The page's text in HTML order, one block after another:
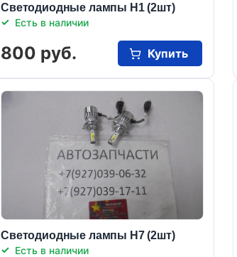
Светодиодные лампы Н1 (2шт)
Есть в наличии
800 руб. Купить
Светодиодные лампы Н7 (2шт)
Есть в наличии